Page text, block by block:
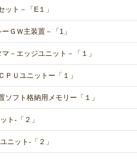
ット－「E１」
ＧＷ主装置－「1」
－エッジユニット－「１」
ＰＵユニットー「１」
ソフト格納用メモリー「１」
ト-「２」
ニット-「２」